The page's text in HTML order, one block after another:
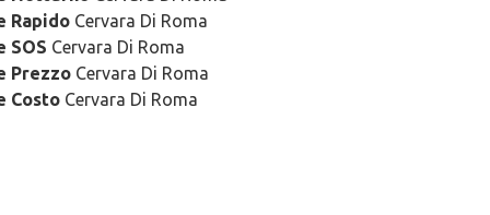
RapidoCervara Di Roma
SOS Cervara Di Roma
PrezzoCervara Di Roma
CostoCervara Di Roma